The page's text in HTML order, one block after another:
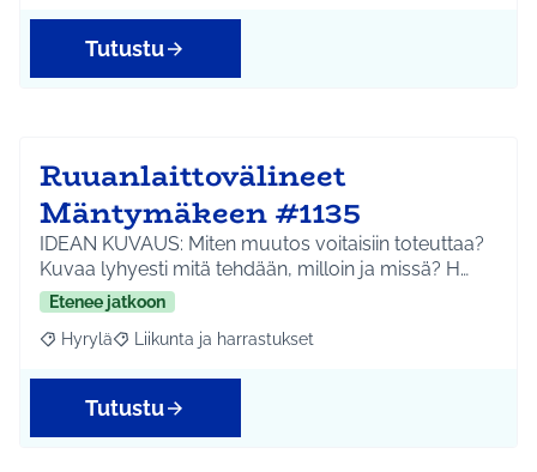
Tutustu
Ruuanlaittovälineet
Mäntymäkeen #1135
IDEAN KUVAUS: Miten muutos voitaisiin toteuttaa?
Kuvaa lyhyesti mitä tehdään, milloin ja missä? H…
Etenee jatkoon
Rajaa tulokset aihepiirin mukaan: Hyrylä
Hyrylä Rajaa tulokset teeman mukaan: Liikunta ja
Liikunta ja harrastukset
Tutustu